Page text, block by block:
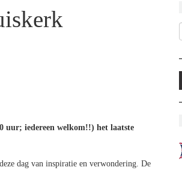
uur; iedereen welkom!!) het laatste
dag van inspiratie en verwondering. De